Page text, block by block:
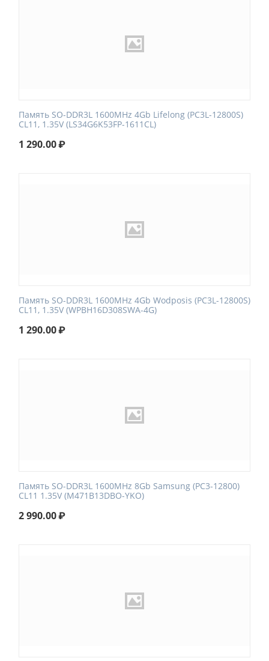
Память SO-DDR3L 1600MHz 4Gb Lifelong (PC3L-12800S)
CL11, 1.35V (LS34G6K53FP-1611CL)
1 290.00₽
Память SO-DDR3L 1600MHz 4Gb Wodposis (PC3L-12800S)
CL11, 1.35V (WPBH16D308SWA-4G)
1 290.00₽
Память SO-DDR3L 1600MHz 8Gb Samsung (PC3-12800)
CL11 1.35V (M471B13DBO-YKO)
2 990.00₽